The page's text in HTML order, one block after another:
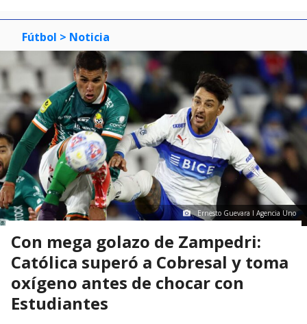
Fútbol > Noticia
Ernesto Guevara I Agencia Uno
Con mega golazo de Zampedri:
Católica superó a Cobresal y toma
oxígeno antes de chocar con
Estudiantes